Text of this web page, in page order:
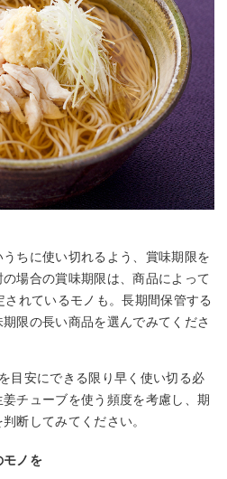
ちに使い切れるよう、賞味期限を
場合の賞味期限は、商品によって
れているモノも。長期間保管する
限の長い商品を選んでみてくださ
目安にできる限り早く使い切る必
チューブを使う頻度を考慮し、期
断してみてください。
モノを